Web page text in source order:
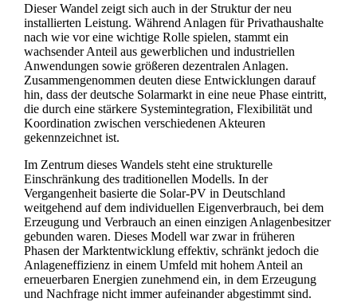
Dieser Wandel zeigt sich auch in der Struktur der neu
installierten Leistung. Während Anlagen für Privathaushalte
nach wie vor eine wichtige Rolle spielen, stammt ein
wachsender Anteil aus gewerblichen und industriellen
Anwendungen sowie größeren dezentralen Anlagen.
Zusammengenommen deuten diese Entwicklungen darauf
hin, dass der deutsche Solarmarkt in eine neue Phase eintritt,
die durch eine stärkere Systemintegration, Flexibilität und
Koordination zwischen verschiedenen Akteuren
gekennzeichnet ist.
Im Zentrum dieses Wandels steht eine strukturelle
Einschränkung des traditionellen Modells. In der
Vergangenheit basierte die Solar-PV in Deutschland
weitgehend auf dem individuellen Eigenverbrauch, bei dem
Erzeugung und Verbrauch an einen einzigen Anlagenbesitzer
gebunden waren. Dieses Modell war zwar in früheren
Phasen der Marktentwicklung effektiv, schränkt jedoch die
Anlageneffizienz in einem Umfeld mit hohem Anteil an
erneuerbaren Energien zunehmend ein, in dem Erzeugung
und Nachfrage nicht immer aufeinander abgestimmt sind.